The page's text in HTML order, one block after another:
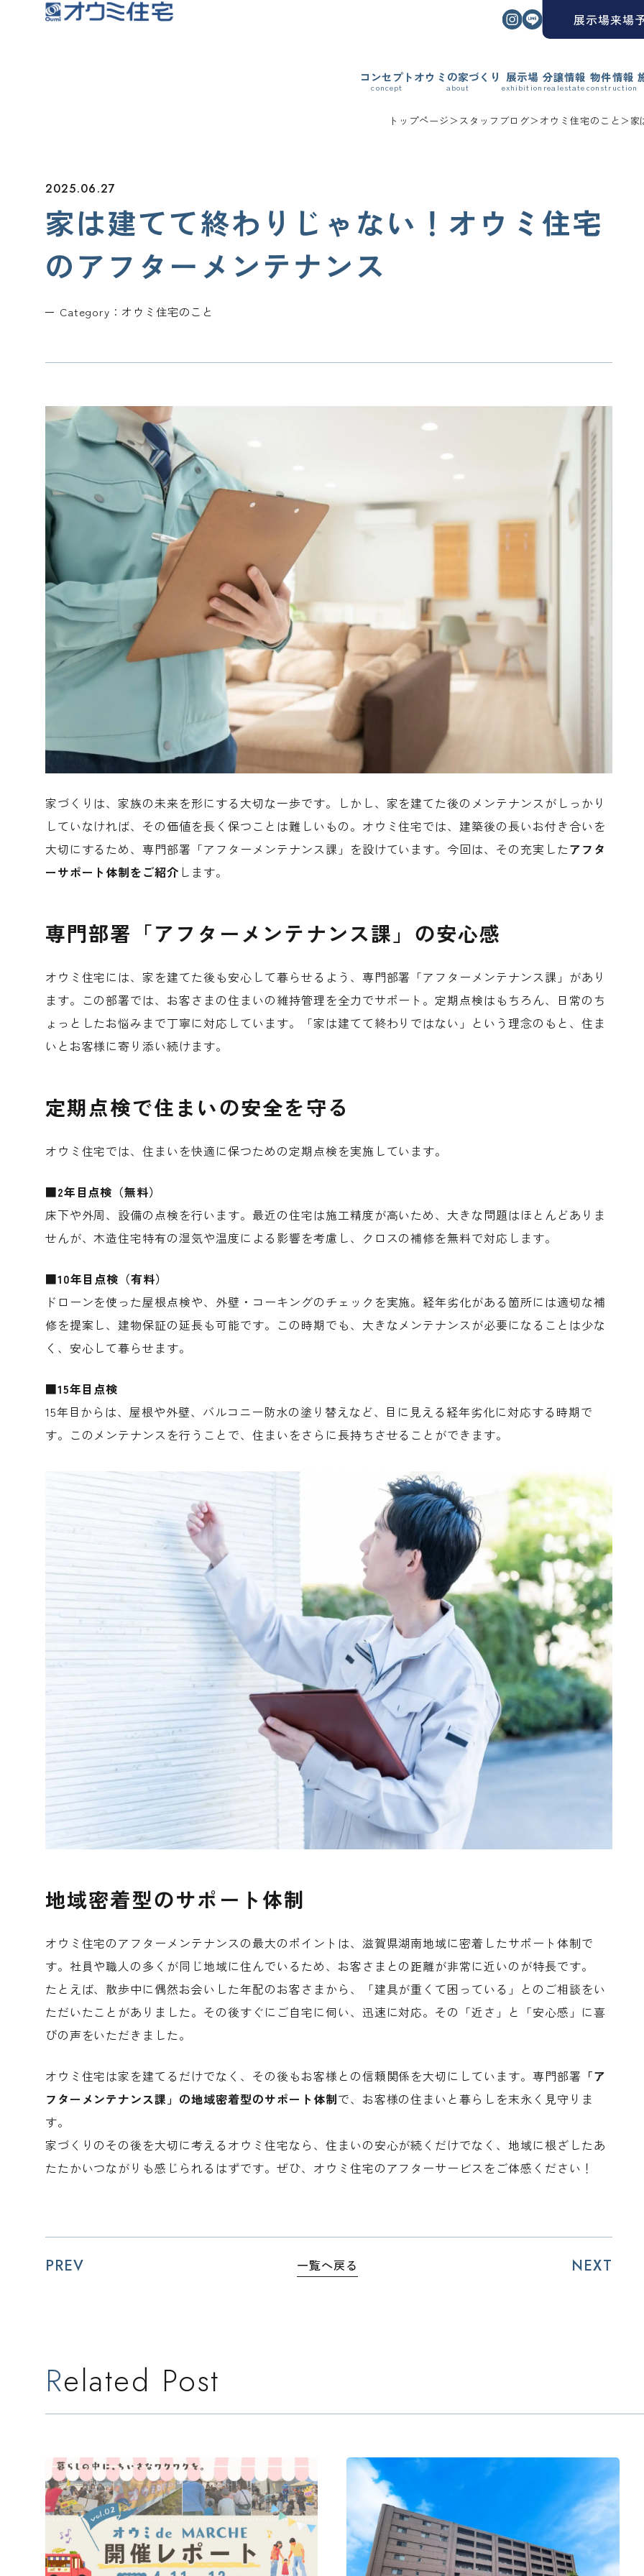
インスタグラム
ライン展示場来場
コンセプトオウミの家づくり 展示場 分譲情報 物件情報
トップページ ＞ スタッフブログ＞ オウミ住宅のこと ＞ 家
2025.06.27
家は建てて終わりじゃない！オウミ住宅
のアフターメンテナンス
Category： オウミ住宅のこと
家づくりは、家族の未来を形にする大切な一歩です。しかし、家を建てた後のメンテナンスがしっかり
していなければ、その価値を長く保つことは難しいもの。オウミ住宅では、建築後の長いお付き合いを
大切にするため、専門部署「アフターメンテナンス課」を設けています。今回は、その充実したアフタ
ーサポート体制をご紹介 します。
専門部署「アフターメンテナンス課」の安心感
オウミ住宅には、家を建てた後も安心して暮らせるよう、専門部署「アフターメンテナンス課」があり
ます。この部署では、お客さまの住まいの維持管理を全力でサポート。定期点検はもちろん、日常のち
ょっとしたお悩みまで丁寧に対応しています。「家は建てて終わりではない」という理念のもと、住ま
いとお客様に寄り添い続けます。
定期点検で住まいの安全を守る
オウミ住宅では、住まいを快適に保つための定期点検を実施しています。
■2年目点検（無料）
床下や外周、設備の点検を行います。最近の住宅は施工精度が高いため、大きな問題はほとんどありま
せんが、木造住宅特有の湿気や温度による影響を考慮し、クロスの補修を無料で対応します。
■10年目点検（有料）
ドローンを使った屋根点検や、外壁・コーキングのチェックを実施。経年劣化がある箇所には適切な補
修を提案し、建物保証の延長も可能です。この時期でも、大きなメンテナンスが必要になることは少な
く、安心して暮らせます。
■15年目点検
15年目からは、屋根や外壁、バルコニー防水の塗り替えなど、目に見える経年劣化に対応する時期で
す。このメンテナンスを行うことで、住まいをさらに長持ちさせることができます。
地域密着型のサポート体制
オウミ住宅のアフターメンテナンスの最大のポイントは、滋賀県湖南地域に密着したサポート体制で
す。社員や職人の多くが同じ地域に住んでいるため、お客さまとの距離が非常に近いのが特長です。
たとえば、散歩中に偶然お会いした年配のお客さまから、「建具が重くて困っている」とのご相談をい
ただいたことがありました。その後すぐにご自宅に伺い、迅速に対応。その「近さ」と「安心感」に喜
びの声をいただきました。
オウミ住宅は家を建てるだけでなく、その後もお客様との信頼関係を大切にしています。専門部署 「ア
フターメンテナンス課」の地域密着型のサポート体制で、お客様の住まいと暮らしを末永く見守りま
す。
家づくりのその後を大切に考えるオウミ住宅なら、住まいの安心が続くだけでなく、地域に根ざしたあ
たたかいつながりも感じられるはずです。ぜひ、オウミ住宅のアフターサービスをご体感ください！
PREV 一覧へ戻る NEXT
Related Post